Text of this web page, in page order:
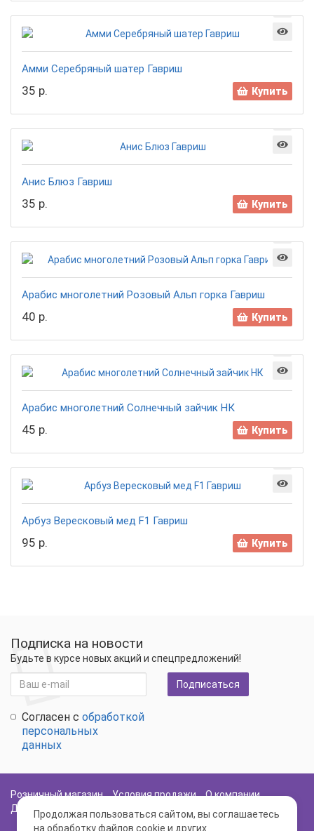
Амми Серебряный шатер Гавриш
35 р. Купить
Анис Блюз Гавриш
35 р. Купить
Арабис многолетний Розовый Альп горка Гавриш
40 р. Купить
Арабис многолетний Солнечный зайчик НК
45 р. Купить
Арбуз Вересковый мед F1 Гавриш
95 р. Купить
Подписка на новости
Будьте в курсе новых акций и спецпредложений!
Согласен с обработкой
персональных
данных
Подписаться
Розничный магазин Условия продажи
О компании
Доставка и оплата
Политика Безопасности
Продолжая пользоваться сайтом, вы соглашаетесь
на обработку файлов cookie и других